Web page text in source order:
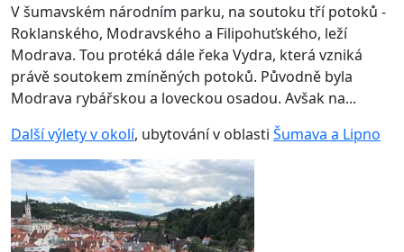
V šumavském národním parku, na soutoku tří potoků -
Roklanského, Modravského a Filipohuťského, leží
Modrava. Tou protéká dále řeka Vydra, která vzniká
právě soutokem zmíněných potoků. Původně byla
Modrava rybářskou a loveckou osadou. Avšak na...
Další výlety v okolí, ubytování v oblasti Šumava a Lipno